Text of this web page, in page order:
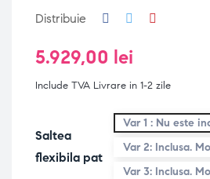
Distribuie
5.929,00 lei
Include TVA Livrare in 1-2 zile
Saltea
flexibila pat
Var 1 : Nu este
Var 2: Inclusa.
Var 3: Inclusa.